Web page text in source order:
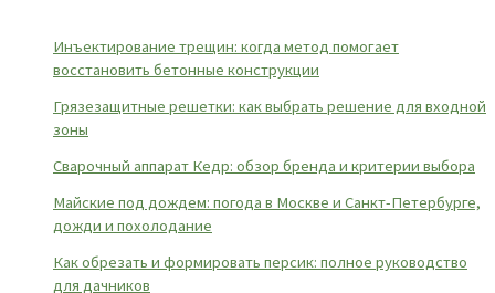
Инъектирование трещин: когда метод помогает
восстановить бетонные конструкции
Грязезащитные решетки: как выбрать решение для входной
зоны
Сварочный аппарат Кедр: обзор бренда и критерии выбора
Майские под дождем: погода в Москве и Санкт-Петербурге,
дожди и похолодание
Как обрезать и формировать персик: полное руководство
для дачников